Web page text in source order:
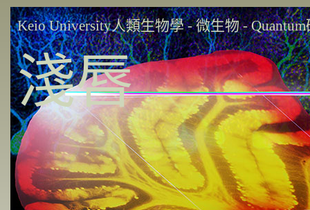
Keio University人類生物學 - 微生物 -
淺唇